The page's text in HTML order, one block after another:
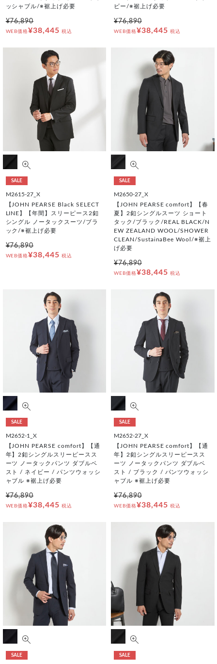
ッシャブル/※裾上げ必要
¥76,890
WEB価格¥38,445 税込
ビー/※裾上げ必要
¥76,890
WEB価格¥38,445 税込
SALE
M2615-27_X
【JOHN PEARSE Black SELECT
LINE】【年間】スリーピース2釦
シングル ノータックスーツ/ブラ
ック/※裾上げ必要
¥76,890
WEB価格¥38,445 税込
SALE
M2650-27_X
【JOHN PEARSE comfort】【春
夏】2釦シングルスーツ ショート
タック/ブラック/REAL BLACK/N
EW ZEALAND WOOL/SHOWER
CLEAN/SustainaBee Wool/※裾上
げ必要
¥76,890
WEB価格¥38,445 税込
SALE
M2652-1_X
【JOHN PEARSE comfort】【通
年】2釦シングルスリーピースス
ーツ ノータックパンツ ダブルベ
スト / ネイビー / パンツウォッシ
ャブル ※裾上げ必要
¥76,890
WEB価格¥38,445 税込
SALE
M2652-27_X
【JOHN PEARSE comfort】【通
年】2釦シングルスリーピースス
ーツ ノータックパンツ ダブルベ
スト / ブラック / パンツウォッシ
ャブル ※裾上げ必要
¥76,890
WEB価格¥38,445 税込
SALE SALE